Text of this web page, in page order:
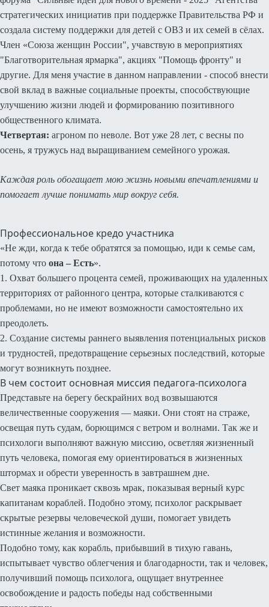
стратегических инициатив при поддержке Правительства РФ и
создала систему поддержки для детей с ОВЗ и их семей в сёлах.
Член «Союза женщин России", учавствую в мероприятиях
"Благотворительная ярмарка", акциях "Помощь фронту" и
другие. Для меня участие в данном направлении - способ внести
свой вклад в важные социальные проекты, способствующие
улучшению жизни людей и формированию позитивного
общественного климата.
Четвертая: агроном по неволе. Вот уже 28 лет, с весны по
осень, я тружусь над выращиванием семейного урожая.
Каждая роль обогащает мою жизнь новыми впечатлениями и
помогает лучше понимать мир вокруг себя.
Профессиональное кредо участника
«Не жди, когда к тебе обратятся за помощью, иди к семье сам,
потому что она – Есть».
1. Охват большего процента семей, проживающих на удаленных
территориях от районного центра, которые сталкиваются с
проблемами, но не имеют возможности самостоятельно их
преодолеть.
2. Создание системы раннего выявления потенциальных рисков
и трудностей, предотвращение серьезных последствий, которые
могут возникнуть позднее.
В чем состоит основная миссия педагога-психолога
Представьте на берегу бескрайних вод возвышаются
величественные сооружения — маяки. Они стоят на страже,
освещая путь судам, борющимся с ветром и волнами. Так же и
психологи выполняют важную миссию, осветляя жизненный
путь человека, помогая ему ориентироваться в жизненных
штормах и обрести уверенность в завтрашнем дне.
Свет маяка проникает сквозь мрак, показывая верный курс
капитанам кораблей. Подобно этому, психолог раскрывает
скрытые резервы человеческой души, помогает увидеть
истинные желания и возможности.
Подобно тому, как корабль, прибывший в тихую гавань,
испытывает чувство облегчения и благодарности, так и человек,
получивший помощь психолога, ощущает внутреннее
освобождение и радость победы над собственными